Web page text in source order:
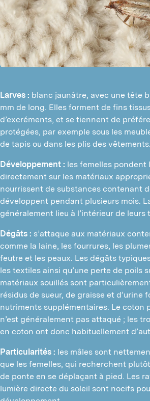
Larves : blanc jaunâtre, avec une tête
mm de long. Elles forment de fins
d’excréments, et se tiennent de
protégées, par exemple sous les
de tapis ou dans les plis des vêtements.
Développement : les femelles
directement sur les matériaux
nourrissent de substances contenant
développent pendant plusieurs mois.
généralement lieu à l’intérieur de leurs
Dégâts : s’attaque aux matériaux
comme la laine, les fourrures, les
feutre et les peaux. Les dégâts
les textiles ainsi qu’une perte de poils
matériaux souillés sont
résidus de sueur, de graisse et d’urine
nutriments supplémentaires. Le coton
n’est généralement pas attaqué ; les
en coton ont donc habituellement
Particularités : les mâles sont
que les femelles, qui recherchent
de ponte en se déplaçant à pied. Les
lumière directe du soleil sont nocifs